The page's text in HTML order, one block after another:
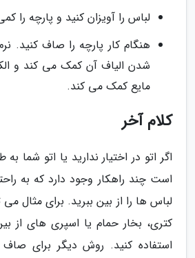
لباس را آویزان کنید و پارچه را
هنگام کار پارچه را صاف کنید.
شدن الیاف آن کمک می کند و
مایع کمک می کند.
کلام آخر
اگر اتو در اختیار ندارید یا اتو شما
است چند راهکار وجود دارد که به
لباس ها را از بین ببرید. برای مثال می
کتری، بخار حمام یا اسپری های از
استفاده کنید. روش دیگر برای